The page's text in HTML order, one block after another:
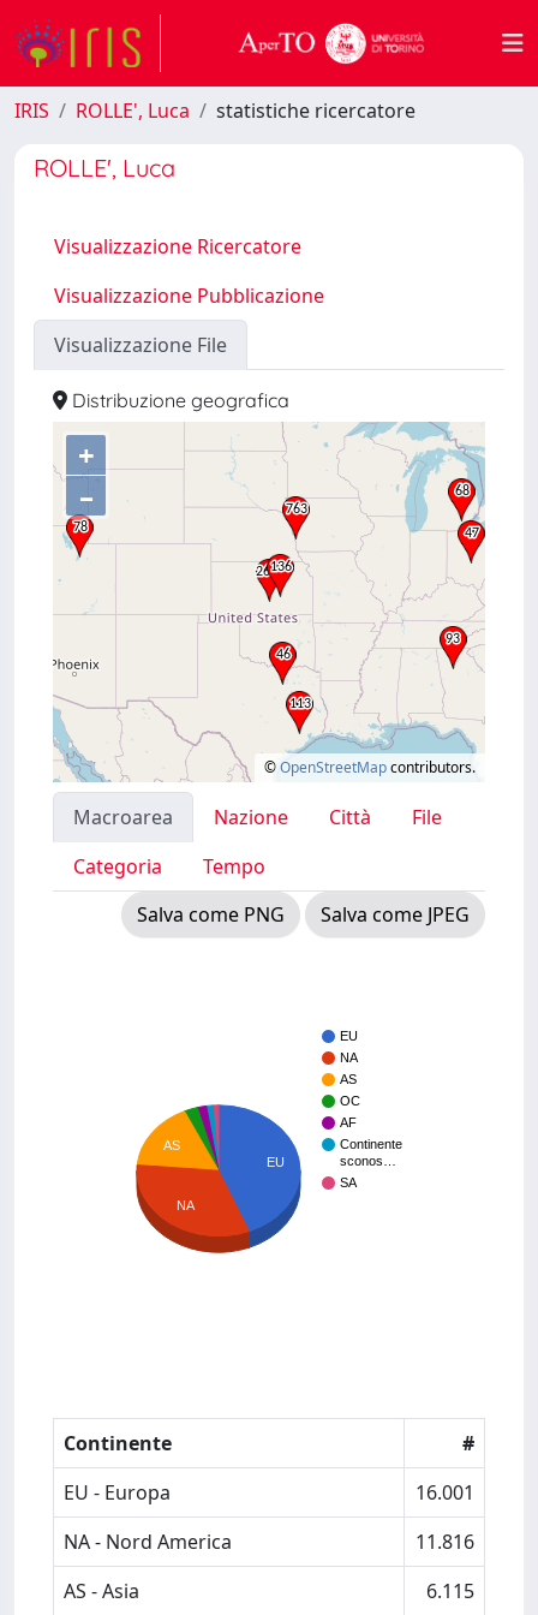
IRIS ROLLE', Luca statistiche ricercatore
ROLLE', Luca
Visualizzazione Ricercatore
Visualizzazione Pubblicazione
Visualizzazione File
Distribuzione geografica
+
–
©OpenStreetMapcontributors.
Macroarea Nazione Città
File
Categoria
Tempo
Salva come PNG
Salva come JPEG
EU
NA
AS
OC
AF
Continente
sconos…
SA
EU
AS
NA
Continente
#
EU - Europa
16.001
NA - Nord America
11.816
AS - Asia
6.115